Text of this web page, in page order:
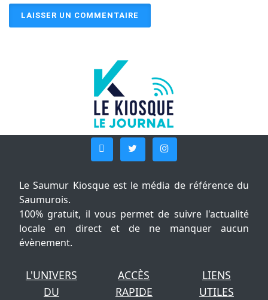
Le Saumur Kiosque est le média de référence du
Saumurois.
100% gratuit, il vous permet de suivre l'actualité
locale en direct et de ne manquer aucun
évènement.
L'UNIVERS
DU
ACCÈS
RAPIDE
LIENS
UTILES